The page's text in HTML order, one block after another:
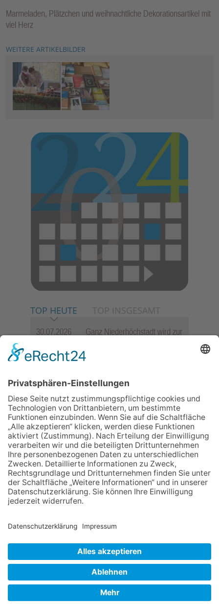
Marmeladen, Plätzchen und weihnachtliche Dekorationsartikel mit
viel Herz
WEITERE ARTIKELBILDER
TOP HEUTE TOP INSGESAMT
30.07.2026
Ganz Niederhöchstadt wird zur
06.08.2026
Jugendchor Hochtaunus
Programm „Changes“
Sommerabend: Der Rettershof
lädt wieder zum Weinfest ein
06.08.2026
Hisamoto und Tölke begeistern
mit Werken von Walter
Wachsmuth
09.07.2026
Wasserampel steht auf Gelb:
Stadt ruft zum Wassersparen
auf
NACH OBEN
Datenschutz Netiquette FAQ